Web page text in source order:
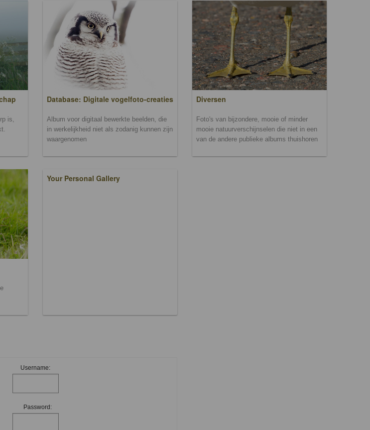
is,
Database: Digitale vogelfoto-creaties
Album voor digitaal bewerkte beelden, die
in werkelijkheid niet als zodanig kunnen zijn
waargenomen
Diversen
Foto's van bijzondere, mooie of minder
mooie natuurverschijnselen die niet in een
van de andere publieke albums thuishoren
Your Personal Gallery
Username:
Password: